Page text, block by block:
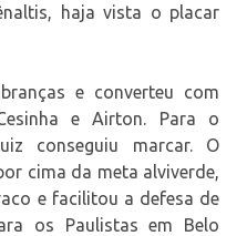
haja vista o placar
e converteu com
e Airton. Para o
conseguiu marcar. O
cima da meta alviverde,
e facilitou a defesa de
os Paulistas em Belo